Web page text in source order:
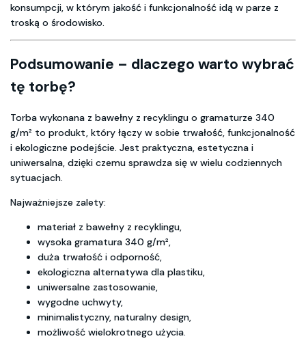
konsumpcji, w którym jakość i funkcjonalność idą w parze z
troską o środowisko.
Podsumowanie – dlaczego warto wybrać
tę torbę?
Torba wykonana z bawełny z recyklingu o gramaturze 340
g/m² to produkt, który łączy w sobie trwałość, funkcjonalność
i ekologiczne podejście. Jest praktyczna, estetyczna i
uniwersalna, dzięki czemu sprawdza się w wielu codziennych
sytuacjach.
Najważniejsze zalety:
materiał z bawełny z recyklingu,
wysoka gramatura 340 g/m²,
duża trwałość i odporność,
ekologiczna alternatywa dla plastiku,
uniwersalne zastosowanie,
wygodne uchwyty,
minimalistyczny, naturalny design,
możliwość wielokrotnego użycia.